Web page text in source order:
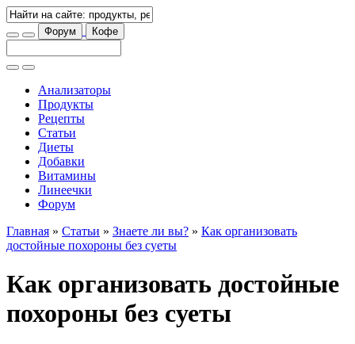
Форум Кофе
Анализаторы
Продукты
Рецепты
Статьи
Диеты
Добавки
Витамины
Линеечки
Форум
Главная » Статьи » Знаете ли вы? » Как организовать
достойные похороны без суеты
Как организовать достойные
похороны без суеты